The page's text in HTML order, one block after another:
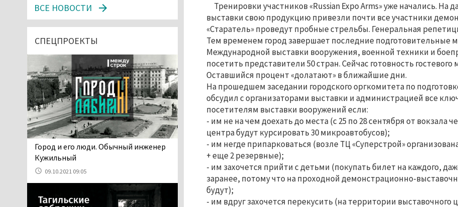
Тренировки участников «Russian Expo Arms» уже начались.
выставки свою продукцию привезли почти все участники
«Старатель» проведут пробные стрельбы. Генеральная
Тем временем город завершает последние подготовительные
Международной выставки вооружения, военной техники и
посетить представители 50 стран. Сейчас готовность
Оставшийся процент «долатают» в ближайшие дни.
На прошедшем заседании городского оргкомитета по
обсудил с организаторами выставки и администрацией все
посетителям выставки вооружений если:
- им не на чем доехать до места (с 25 по 28 сентября от вокзала
центра будут курсировать 30 микроавтобусов);
- им негде припарковаться (возле ТЦ «Суперстрой»
+ еще 2 резервные);
- им захочется прийти с детьми (покупать билет на каждого,
заранее, потому что на проходной демонстрационно-
будут);
- им вдруг захочется перекусить (на территории выставочного
проникли в квартиру
через балкон, чтобы
07.08.2026 14:20
В Красноуральске хитрый
водитель BMW ездил с
перевёрнутым номером,
чтобы обмануть камеры, но зоркие
инспекторы заметили обман
07.08.2026 13:34
Сотрудница ПВЗ в
В Нижнем Тагиле в День
ВСЕ НОВОСТИ
СПЕЦПРОЕКТЫ
​​​​​​​Город и его люди. Обычный инженер
Кужильный
09.10.2021 09:05